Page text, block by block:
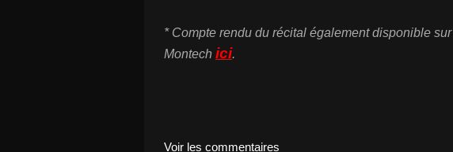
* Compte rendu du récital également disponible sur
Montech ici.
Voir les commentaires